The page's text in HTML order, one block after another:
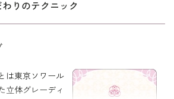
どのような格式のシーンにも、自信を
持って着こなすことのできる、至高の
大人のクラス感を醸し出しています。
39.5 52.5 59.5
98.0 40.0 53.0
りのテクニック
は東京ソワール
立体グレーディ